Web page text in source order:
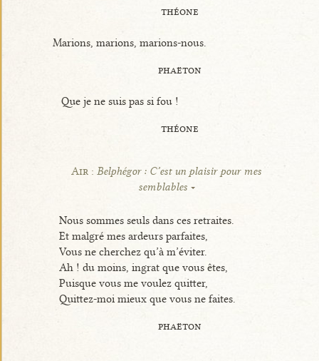
théone
Marions, marions, marions-nous.
phaëton
Que je ne suis pas si fou !
théone
Air :Belphégor : C’est un plaisir pour mes
semblables
Nous sommes seuls dans ces retraites.
Et malgré mes ardeurs parfaites,
Vous ne cherchez qu’à m’éviter.
Ah ! du moins, ingrat que vous êtes,
Puisque vous me voulez quitter,
Quittez-moi mieux que vous ne faites.
phaëton